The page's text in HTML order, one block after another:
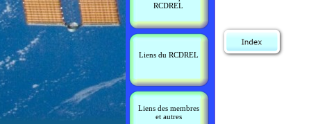
RCDREL
Liens du RCDREL
Liens des membres
et autres